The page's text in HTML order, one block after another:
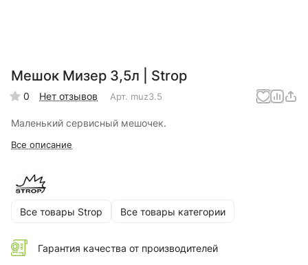
Мешок Мизер 3,5л | Strop
0 Нет отзывов Арт. muz3.5
Маленький сервисный мешочек.
Все описание
Все товары Strop Все товары категории
Гарантия качества от производителей